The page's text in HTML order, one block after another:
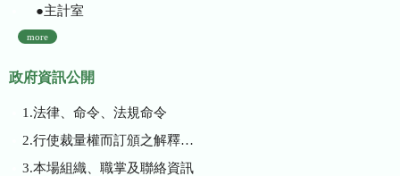
●主計室
more
政府資訊公開
1.法律、命令、法規命令
2.行使裁量權而訂頒之解釋性規定及裁量基準
3.本場組織、職掌及聯絡資訊